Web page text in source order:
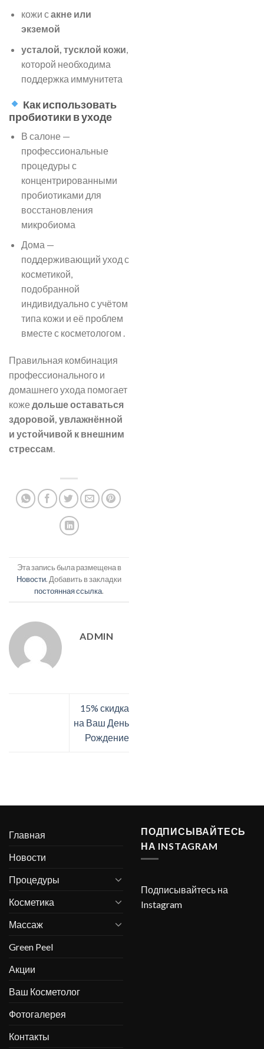
кожи сакне или
экземой
усталой, тусклой кожи,
которой необходима
поддержка иммунитета
Как использовать
пробиотики в уходе
В салоне —
профессиональные
процедуры с
концентрированными
пробиотиками для
восстановления
микробиома
Дома —
поддерживающий уход с
косметикой,
подобранной
индивидуально с учётом
типа кожи и её проблем
вместе с косметологом .
Правильная комбинация
профессионального и
домашнего ухода помогает
коже дольше оставаться
здоровой, увлажнённой
и устойчивой к внешним
стрессам.
Эта запись была размещена в
Новости. Добавить в закладки
постоянная ссылка.
ADMIN
15% скидка
на Ваш День
Рождение
Главная
Новости
Процедуры
Косметика
Массаж
Green Peel
Акции
Ваш Косметолог
Фотогалерея
Контакты
ПОДПИСЫВАЙТЕСЬ
НА INSTAGRAM
Подписывайтесь на
Instagram